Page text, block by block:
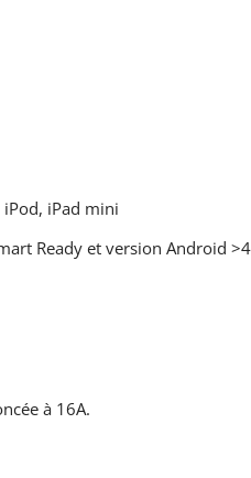
iPod, iPad mini
Ready et version Android
à 16A.